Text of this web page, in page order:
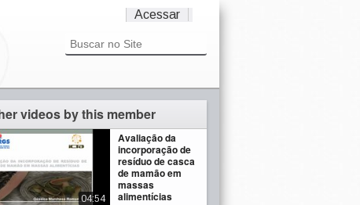
Acessar
videos by this member
Avaliação da
incorporação de
resíduo de casca
de mamão em
massas
alimentícias
04:54